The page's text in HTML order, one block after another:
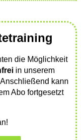
die Möglichkeit
in unserem
kann
Abo fortgesetzt